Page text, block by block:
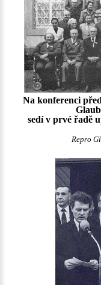
Na konferenci
sedí v prvé řadě
Repro